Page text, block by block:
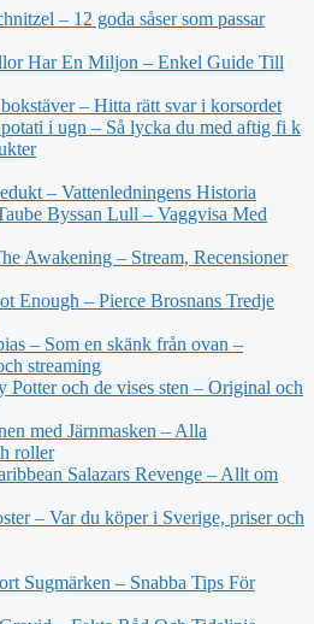
– 12 goda såser som passar
Har En Miljon – Enkel Guide Till
– Hitta rätt svar i korsordet
i ugn – Så lycka du med aftig fi k
– Vattenledningens Historia
Byssan Lull – Vaggvisa Med
Awakening – Stream, Recensioner
Enough – Pierce Brosnans Tredje
– Som en skänk från ovan –
streaming
Potter och de vises sten – Original och
med Järnmasken – Alla
roller
Salazars Revenge – Allt om
– Var du köper i Sverige, priser och
Sugmärken – Snabba Tips För